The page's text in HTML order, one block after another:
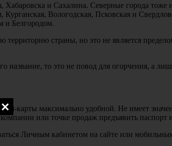
и Сахалина. Северные города тоже
Вологодская, Псковская и
и Белгородом.
территорию страны, но это не является
то это не повод для огорчения, а
карты максимально удобной. Не имеет
или точке продаж предъявить паспорт
Личным кабинетом на сайте или